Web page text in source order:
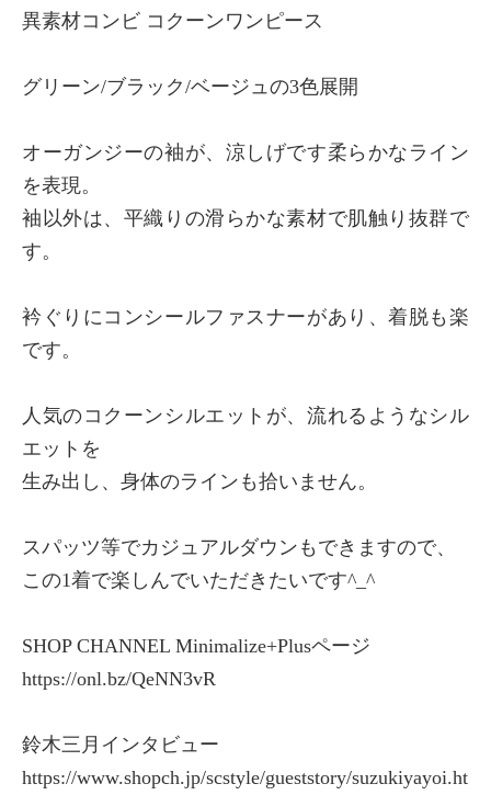
異素材コンビ コクーンワンピース
グリーン/ブラック/ベージュの3色展開
オーガンジーの袖が、涼しげです柔らかなライン
を表現。
袖以外は、平織りの滑らかな素材で肌触り抜群で
す。
衿ぐりにコンシールファスナーがあり、着脱も楽
です。
人気のコクーンシルエットが、流れるようなシル
エットを
生み出し、身体のラインも拾いません。
スパッツ等でカジュアルダウンもできますので、
この1着で楽しんでいただきたいです^_^
SHOP CHANNEL Minimalize+Plusページ
https://onl.bz/QeNN3vR
鈴木三月インタビュー
https://www.shopch.jp/scstyle/gueststory/suzukiyayoi.ht